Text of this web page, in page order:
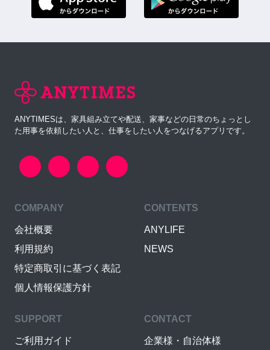
ANYTIMESは、家具組み立てや配送、家事などの日常のちょっとし
た用事を依頼したい人と、仕事をしたい人をつなげるアプリです。
COMPANY
会社概要
利用規約
特定商取引に基づく表記
個人情報保護方針
CONTENTS
ANYLIFE
NEWS
SUPPORT
ご利用ガイド
CONTACT
企業様・自治体様